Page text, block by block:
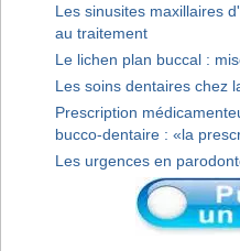
Les sinusites maxillaires
au traitement
Le lichen plan buccal :
Les soins dentaires chez
Prescription
bucco-dentaire : «la
Les urgences en